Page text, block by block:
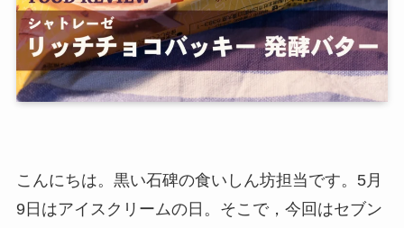
こんにちは。黒い石碑の食いしん坊担当です。5月
9日はアイスクリームの日。そこで，今回はセブン